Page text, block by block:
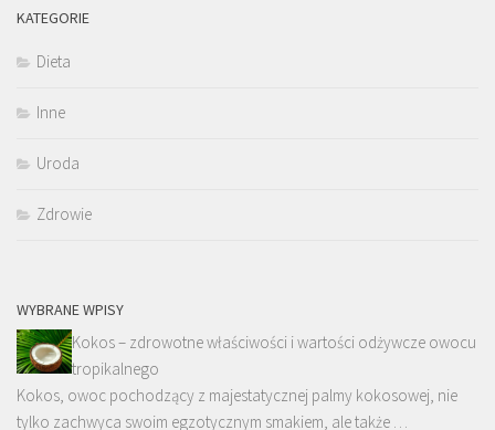
KATEGORIE
Dieta
Inne
Uroda
Zdrowie
WYBRANE WPISY
Kokos – zdrowotne właściwości i wartości odżywcze owocu
tropikalnego
Kokos, owoc pochodzący z majestatycznej palmy kokosowej, nie
tylko zachwyca swoim egzotycznym smakiem, ale także …